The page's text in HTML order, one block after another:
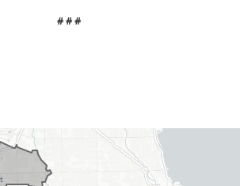
# # #